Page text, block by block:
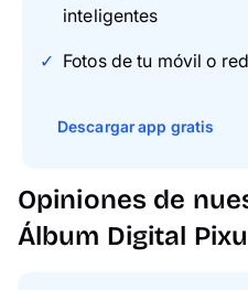
inteligentes
Fotos de tu móvil o
Descargar app gratis
Opiniones de
Álbum Digital